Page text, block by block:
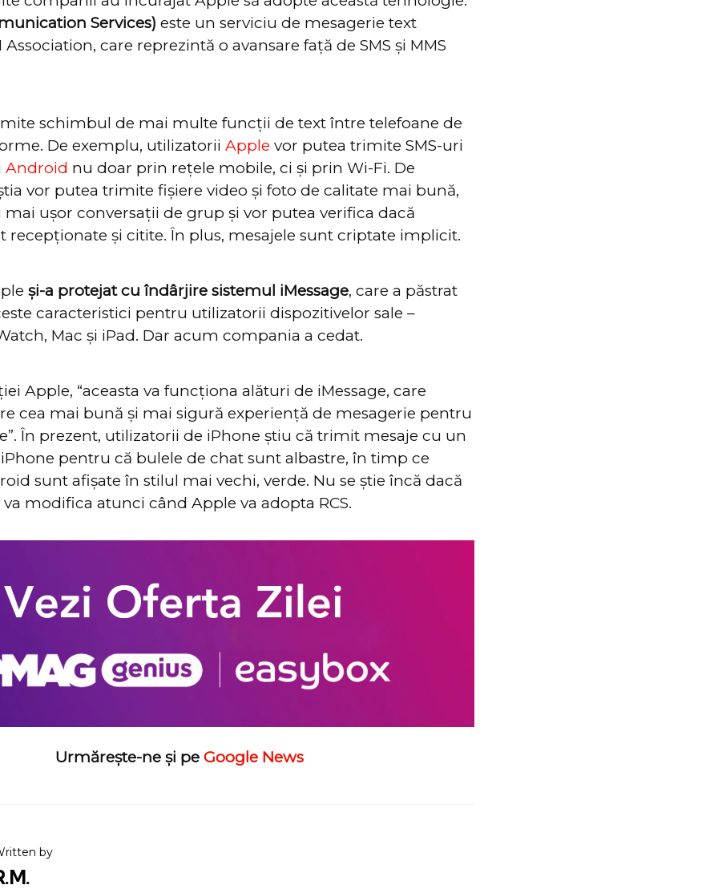
Services) este un serviciu de mesagerie text
care reprezintă o avansare față de SMS și MMS
schimbul de mai multe funcții de text între telefoane de
De exemplu, utilizatorii Apple vor putea trimite SMS-uri
Android nu doar prin rețele mobile, ci și prin Wi-Fi. De
vor putea trimite fișiere video și foto de calitate mai bună,
ușor conversații de grup și vor putea verifica dacă
recepționate și citite. În plus, mesajele sunt criptate implicit.
și-a protejat cu îndârjire sistemul iMessage, care a păstrat
caracteristici pentru utilizatorii dispozitivelor sale –
Mac și iPad. Dar acum compania a cedat.
Apple, “aceasta va funcționa alături de iMessage, care
cea mai bună și mai sigură experiență de mesagerie pentru
În prezent, utilizatorii de iPhone știu că trimit mesaje cu un
pentru că bulele de chat sunt albastre, în timp ce
sunt afișate în stilul mai vechi, verde. Nu se știe încă dacă
modifica atunci când Apple va adopta RCS.
Urmărește-ne și pe Google News
by